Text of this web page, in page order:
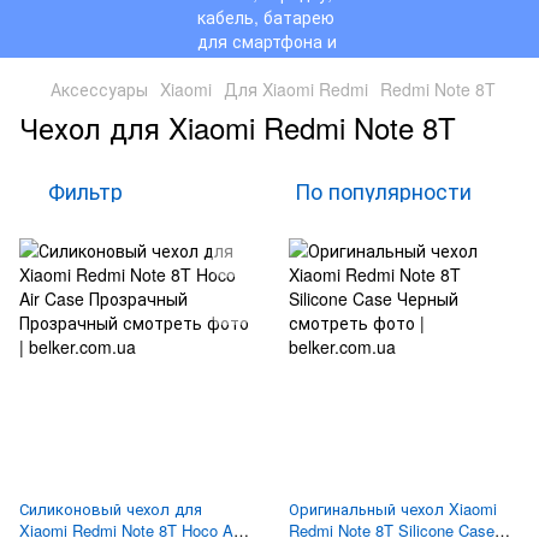
Аксессуары Xiaomi Для Xiaomi Redmi Redmi Note 8T
Чехол для Xiaomi Redmi Note 8T
Фильтр По популярности
Силиконовый чехол для
Xiaomi Redmi Note 8T Hoco Air
Оригинальный чехол Xiaomi
Redmi Note 8T Silicone Case